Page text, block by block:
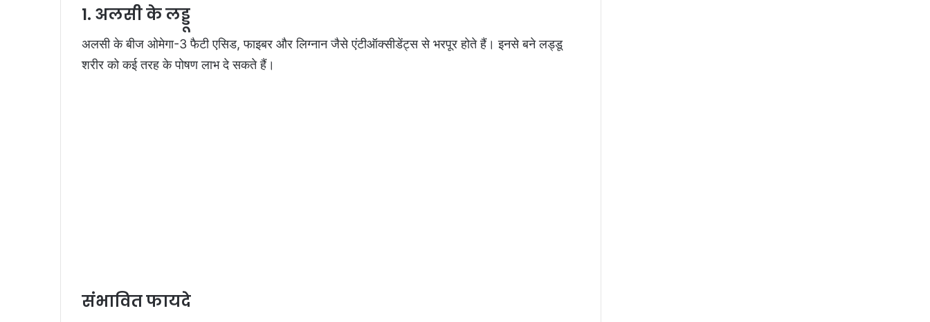
1. अलसी के लड्डू
अलसी के बीज ओमेगा-3 फैटी एसिड, फाइबर और लिग्नान जैसे एंटीऑक्सीडेंट्स से भरपूर होते हैं। इनसे बने लड्डू
शरीर को कई तरह के पोषण लाभ दे सकते हैं।
संभावित फायदे